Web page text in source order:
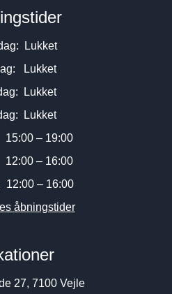
Lukket
Lukket
Lukket
Lukket
15:00 – 19:00
12:00 – 16:00
12:00 – 16:00
åbningstider
27, 7100 Vejle